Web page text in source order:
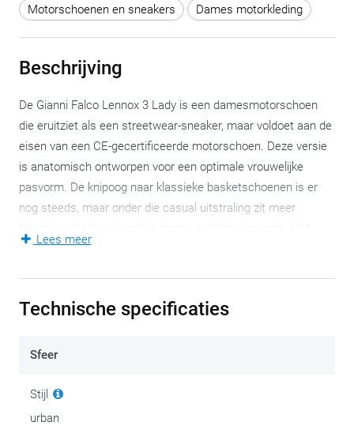
Motorschoenen en sneakers
Dames motorkleding
Beschrijving
De Gianni Falco Lennox 3 Lady is een damesmotorschoen
die eruitziet als een streetwear-sneaker, maar voldoet aan de
eisen van een CE-gecertificeerde motorschoen. Deze versie
is anatomisch ontworpen voor een optimale vrouwelijke
pasvorm. De knipoog naar klassieke basketschoenen is er
nog steeds, maar onder die casual uitstraling zit meer
maakt de Lennox 3 Lady geschikt voor motorrijdsters die hun
Het volnerfleer kreeg een oliebehandeling, wat het materiaal
dikke lederen zool vormt de basis van deze
Gianni Falco koos voor een Air-Tech ventilated liner als
Lees meer
Technische specificaties
Sfeer
Stijl
urban